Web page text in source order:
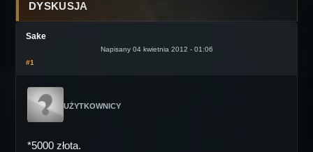
DYSKUSJA
Sake
Napisany 04 kwietnia 2012 - 01:06
#1
UŻYTKOWNICY
*5000 złota.